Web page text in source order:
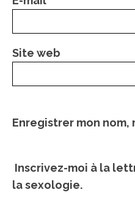
Site web
Enregistrer mon
Inscrivez-moi à la
la sexologie.